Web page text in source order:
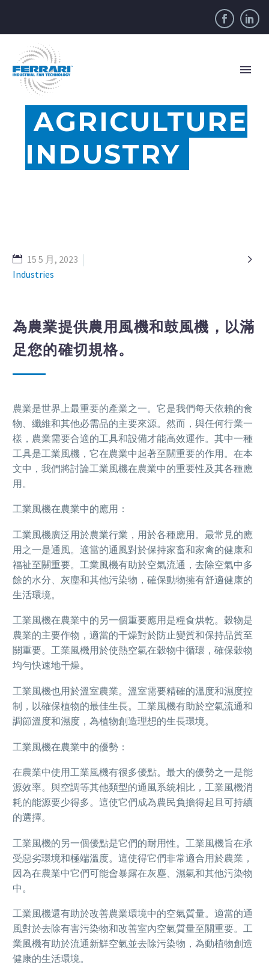
AGRICULTURE
INDUSTRY

15 5 月, 2023
Industries
為農業提供農用風機和鼓風機，以滿
足您的確切規格。
農業是世界上最重要的產業之一。它是我們每天依賴的食
物、纖維和其他必需品的主要來源。然而，與任何行業一
樣，農業需要合適的工具和設備才能高效運作。其中一種
工具是工業風機，它在農業中起著至關重要的作用。在本
文中，我們將討論工業風機在農業中的重要性及其各種應
用。
工業風機在農業中的應用：
工業風機廣泛用於農業行業，用於各種應用。最常見的應
用之一是通風。適當的通風對於保持家畜和家禽的健康和
福祉至關重要。工業風機有助於空氣流通，去除空氣中多
餘的水分、灰塵和其他污染物，確保動物擁有舒適健康的
生活環境。
工業風機在農業中的另一個重要應用是糧食烘乾。穀物是
農業的主要作物，適當的干燥對於防止變質和保持品質至
關重要。工業風機用於使熱空氣在穀物中循環，確保穀物
均勻快速地干燥。
工業風機也用於溫室農業。溫室需要精確的溫度和濕度控
制，以確保植物的最佳生長。工業風機有助於空氣流通和
調節溫度和濕度，為植物創造理想的生長環境。
工業風機在農業中的優勢：
在農業中使用工業風機有很多優點。最大的優勢之一是能
源效率。與空調等其他類型的通風系統相比，工業風機消
耗的能源要少得多。這使它們成為農民負擔得起且可持續
的選擇。
工業風機的另一個優點是它們的耐用性。工業風機旨在承
受惡劣環境和極端溫度。這使得它們非常適合用於農業，
因為在農業中它們可能會暴露在灰塵、濕氣和其他污染物
中。
工業風機還有助於改善農業環境中的空氣質量。適當的通
風對於去除有害污染物和改善室內空氣質量至關重要。工
業風機有助於流通新鮮空氣並去除污染物，為動植物創造
健康的生活環境。